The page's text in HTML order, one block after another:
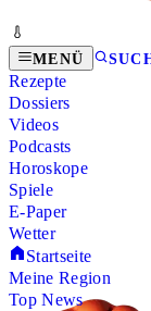
MENÜ
Rezepte
Dossiers
Videos
Podcasts
Horoskope
Spiele
E-Paper
Wetter
Startseite
Meine Region
Top News